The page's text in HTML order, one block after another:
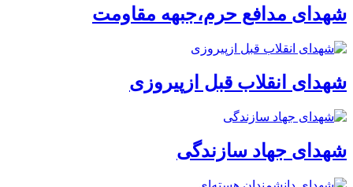
شهدای مدافع حرم،جبهه مقاومت
شهدای انقلاب قبل ازپیروزی
شهدای جهاد سازندگی